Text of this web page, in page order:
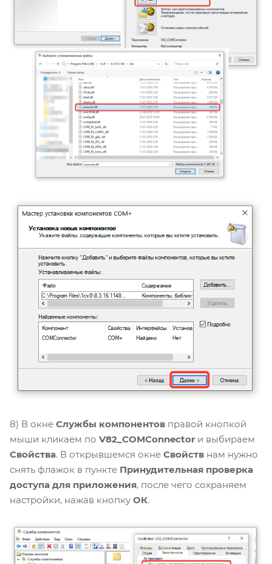
8) В окне Службы компонентов правой кнопкой
мыши кликаем по V82_COMConnector и выбираем
Свойства. В открывшемся окне Свойств нам нужно
снять флажок в пункте Принудительная проверка
доступа для приложения, после чего сохраняем
настройки, нажав кнопку ОК.